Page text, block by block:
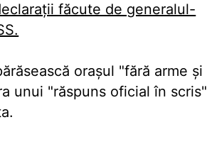
făcute de generalul-
oraşul "fără arme şi
unui "răspuns oficial în scris"